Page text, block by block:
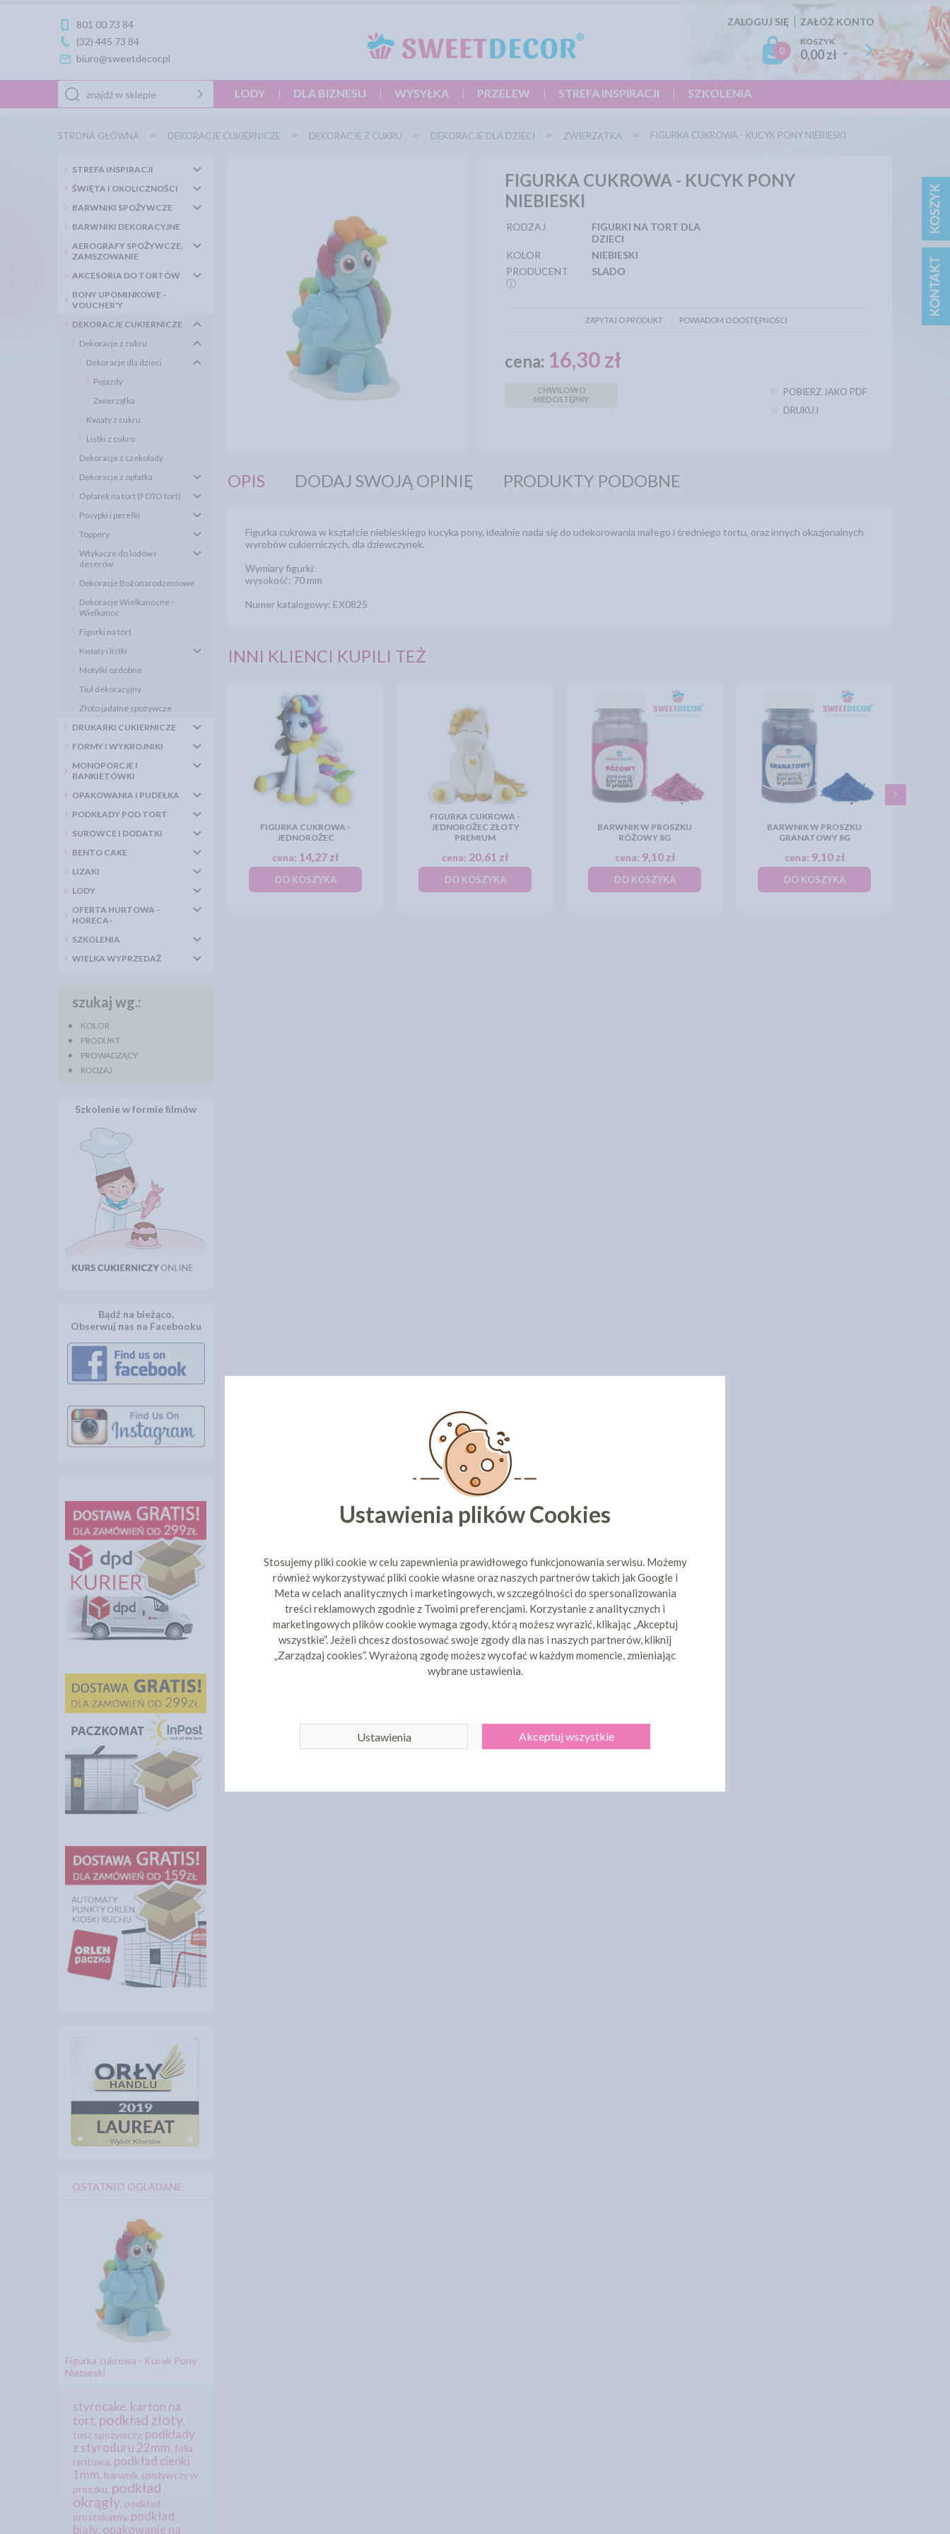
801 00 73 84
(32) 445 73 84
biuro@sweetdecor.pl
ZALOGUJ SIĘ ZAŁÓŻ KONTO
0
KOSZYK
0,00 zł
LODY DLA BIZNESU WYSYŁKA PRZELEW STREFA INSPIRACJI SZKOLENIA
STRONA GŁÓWNA DEKORACJE CUKIERNICZE DEKORACJE Z CUKRU DEKORACJE DLA DZIECI ZWIERZĄTKA FIGURKA CUKROWA - KUCYK PONY NIEBIESKI
STREFA INSPIRACJI
ŚWIĘTA I OKOLICZNOŚCI
BARWNIKI SPOŻYWCZE
BARWNIKI DEKORACYJNE
AEROGRAFY SPOŻYWCZE,
ZAMSZOWANIE
AKCESORIA DO TORTÓW
BONY UPOMINKOWE -
VOUCHER'Y
DEKORACJE CUKIERNICZE
Dekoracje z cukru
Dekoracje dla dzieci
Pojazdy
Zwierzątka
Kwiaty z cukru
Listki z cukru
Dekoracje z czekolady
Dekoracje z opłatka
Opłatek na tort (FOTO tort)
Posypki i perełki
Toppery
Wtykacze do lodów i
deserów
Dekoracje Bożonarodzeniowe
Dekoracje Wielkanocne -
Wielkanoc
Figurki na tort
Kwiaty i listki
Motylki ozdobne
Tiul dekoracyjny
Złoto jadalne spożywcze
DRUKARKI CUKIERNICZE
FORMY I WYKROJNIKI
MONOPORCJE I
BANKIETÓWKI
OPAKOWANIA I PUDEŁKA
PODKŁADY POD TORT
SUROWCE I DODATKI
BENTO CAKE
LIZAKI
LODY
OFERTA HURTOWA -
HORECA-
SZKOLENIA
WIELKA WYPRZEDAŻ
szukaj wg.:
KOLOR
PRODUKT
PROWADZĄCY
RODZAJ
Szkolenie w formie filmów
Bądź na bieżąco.
Obserwuj nas na Facebooku
OSTATNIO OGLĄDANE
Figurka cukrowa - Kucyk Pony
Niebieski
styrocake, karton na
tort, podkład złoty,
tusz spożywczy, podkłady
z styroduru 22mm, folia
rantowa, podkład cieńki
1mm, barwnik spożywczy w
proszku, podkład
okrągły, podkład
prostokątny, podkład
biały, opakowanie na
FIGURKA CUKROWA - KUCYK PONY
NIEBIESKI
RODZAJ
FIGURKI NA TORT DLA
DZIECI
KOLOR
NIEBIESKI
PRODUCENT
ⓘ
SLADO
ZAPYTAJ O PRODUKT POWIADOM O DOSTĘPNOŚCI
cena: 16,30 zł
CHWILOWO
NIEDOSTĘPNY
POBIERZ JAKO PDF
DRUKUJ
OPIS DODAJ SWOJĄ OPINIĘ PRODUKTY PODOBNE
Figurka cukrowa w kształcie niebieskiego kucyka pony, idealnie nada się do udekorowania małego i średniego tortu, oraz innych okazjonalnych
wyrobów cukierniczych, dla dziewczynek.
Wymiary figurki:
wysokość: 70 mm
Numer katalogowy: EX0825
INNI KLIENCI KUPILI TEŻ
FIGURKA CUKROWA -
JEDNOROŻEC
cena: 14,27 zł
DO KOSZYKA
FIGURKA CUKROWA -
JEDNOROŻEC ZŁOTY
PREMIUM
cena: 20,61 zł
DO KOSZYKA
BARWNIK W PROSZKU
RÓŻOWY 8G
cena: 9,10 zł
DO KOSZYKA
BARWNIK W PROSZKU
GRANATOWY 8G
cena: 9,10 zł
DO KOSZYKA
Ustawienia plików Cookies
Stosujemy pliki cookie w celu zapewnienia prawidłowego funkcjonowania serwisu. Możemy
również wykorzystywać pliki cookie własne oraz naszych partnerów takich jak Google i
Meta w celach analitycznych i marketingowych, w szczególności do spersonalizowania
treści reklamowych zgodnie z Twoimi preferencjami. Korzystanie z analitycznych i
marketingowych plików cookie wymaga zgody, którą możesz wyrazić, klikając „Akceptuj
wszystkie”. Jeżeli chcesz dostosować swoje zgody dla nas i naszych partnerów, kliknij
„Zarządzaj cookies”. Wyrażoną zgodę możesz wycofać w każdym momencie, zmieniając
wybrane ustawienia.
Ustawienia Akceptuj wszystkie